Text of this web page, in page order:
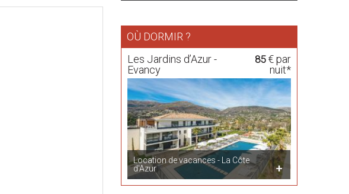
OÙ DORMIR ?
Les Jardins d’Azur -
Evancy
85€ par
nuit*
Location de vacances - La Côte
d'Azur